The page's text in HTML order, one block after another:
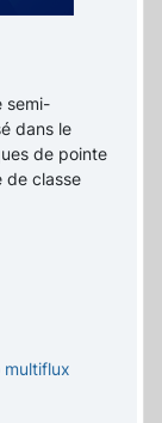
semi-
dans le
de pointe
de classe
multiflux